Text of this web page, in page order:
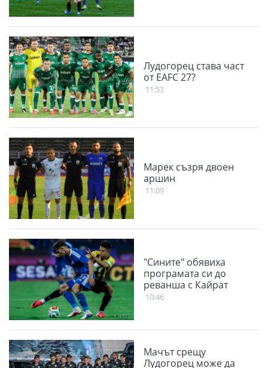
Лудогорец става част
от EAFC 27?
11:53
Марек съзря двоен
аршин
11:09
"Сините" обявиха
програмата си до
реванша с Кайрат
10:46
Мачът срещу
Лудогорец може да